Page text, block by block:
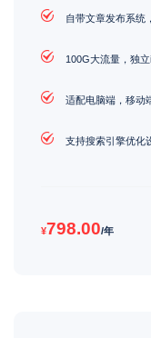
自带文章发布系统
100G大流量，独
适配电脑端，移动
支持搜索引擎优化
¥798.00/年